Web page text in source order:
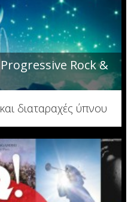
Rock &
διαταραχές ύπνου